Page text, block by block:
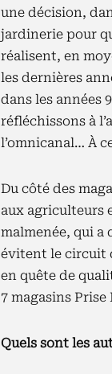
une décision,
jardinerie pour
réalisent, en
les dernières
dans les années
réfléchissons à
l’omnicanal… À
Du côté des
aux agriculteurs
malmenée, qui a
évitent le circuit
en quête de
7 magasins
Quels sont les